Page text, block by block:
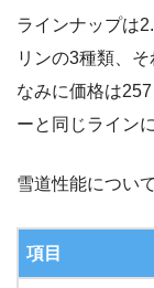
ラインナップは
リンの3種類、
なみに価格は
ーと同じライン
雪道性能につい
項目